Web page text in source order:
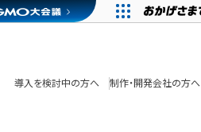
導入を検討中の方へ 制作・開発会社の方へ
その他
テンプレート一覧